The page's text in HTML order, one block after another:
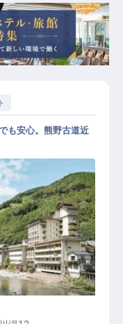
／熊野古道近く
月3,300円～
も安心。熊野古道近